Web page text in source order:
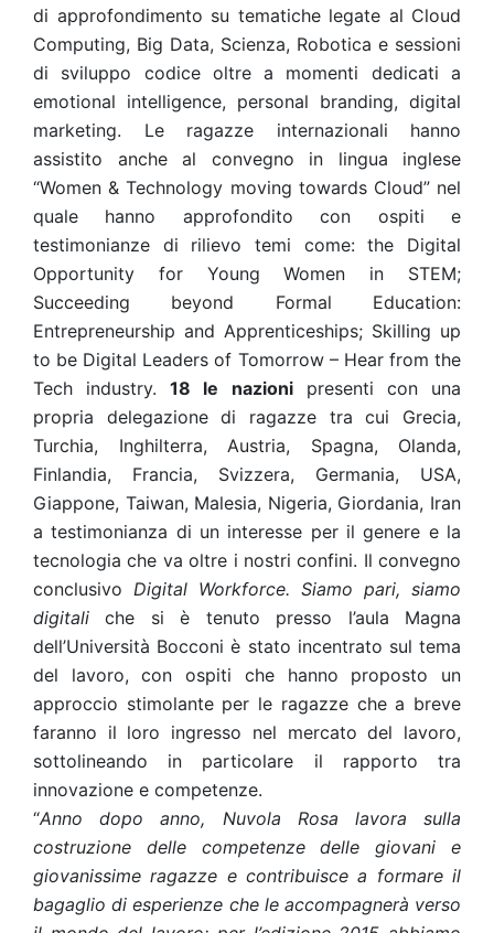
di approfondimento su tematiche legate al Cloud
Computing, Big Data, Scienza, Robotica e sessioni
di sviluppo codice oltre a momenti dedicati a
emotional intelligence, personal branding, digital
marketing. Le ragazze internazionali hanno
assistito anche al convegno in lingua inglese
“Women & Technology moving towards Cloud” nel
quale hanno approfondito con ospiti e
testimonianze di rilievo temi come: the Digital
Opportunity for Young Women in STEM;
Succeeding beyond Formal Education:
Entrepreneurship and Apprenticeships; Skilling up
to be Digital Leaders of Tomorrow – Hear from the
Tech industry.18 le nazionipresenti con una
propria delegazione di ragazze tra cui Grecia,
Turchia, Inghilterra, Austria, Spagna, Olanda,
Finlandia, Francia, Svizzera, Germania, USA,
Giappone, Taiwan, Malesia, Nigeria, Giordania, Iran
a testimonianza di un interesse per il genere e la
tecnologia che va oltre i nostri confini. Il convegno
conclusivo Digital Workforce. Siamo pari, siamo
digitaliche si è tenuto presso l’aula Magna
dell’Università Bocconi è stato incentrato sul tema
del lavoro, con ospiti che hanno proposto un
approccio stimolante per le ragazze che a breve
faranno il loro ingresso nel mercato del lavoro,
sottolineando in particolare il rapporto tra
innovazione e competenze.
“Anno dopo anno, Nuvola Rosa lavora sulla
costruzione delle competenze delle giovani e
giovanissime ragazze e contribuisce a formare il
bagaglio di esperienze che le accompagnerà verso